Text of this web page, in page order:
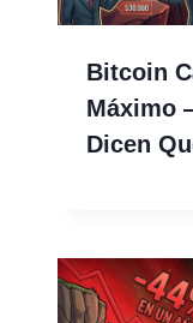
Bitcoin
Máximo
Dicen